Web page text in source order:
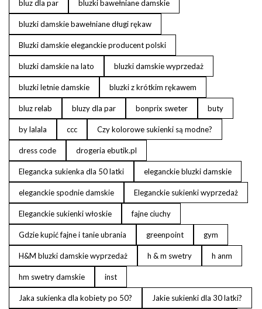
bluz dla par bluzki bawełniane damskie
bluzki damskie bawełniane długi rękaw
Bluzki damskie eleganckie producent polski
bluzki damskie na lato bluzki damskie wyprzedaż
bluzki letnie damskie bluzki z krótkim rękawem
bluz relab bluzy dla par bonprix sweter buty
by lalala ccc Czy kolorowe sukienki są modne?
dress code drogeria ebutik.pl
Elegancka sukienka dla 50 latki eleganckie bluzki damskie
eleganckie spodnie damskie Eleganckie sukienki wyprzedaż
Eleganckie sukienki włoskie fajne ciuchy
Gdzie kupić fajne i tanie ubrania greenpoint gym
H&M bluzki damskie wyprzedaż h & m swetry h anm
hm swetry damskie inst
Jaka sukienka dla kobiety po 50? Jakie sukienki dla 30 latki?